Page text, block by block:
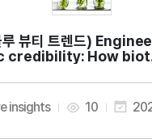
credibility: How
insights 10